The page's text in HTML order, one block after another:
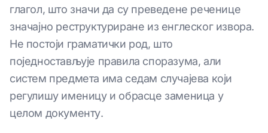
глагол, што значи да су преведене реченице
значајно реструктуриране из енглеског извора.
Не постоји граматички род, што
поједностављује правила споразума, али
систем предмета има седам случајева који
регулишу именицу и обрасце заменица у
целом документу.